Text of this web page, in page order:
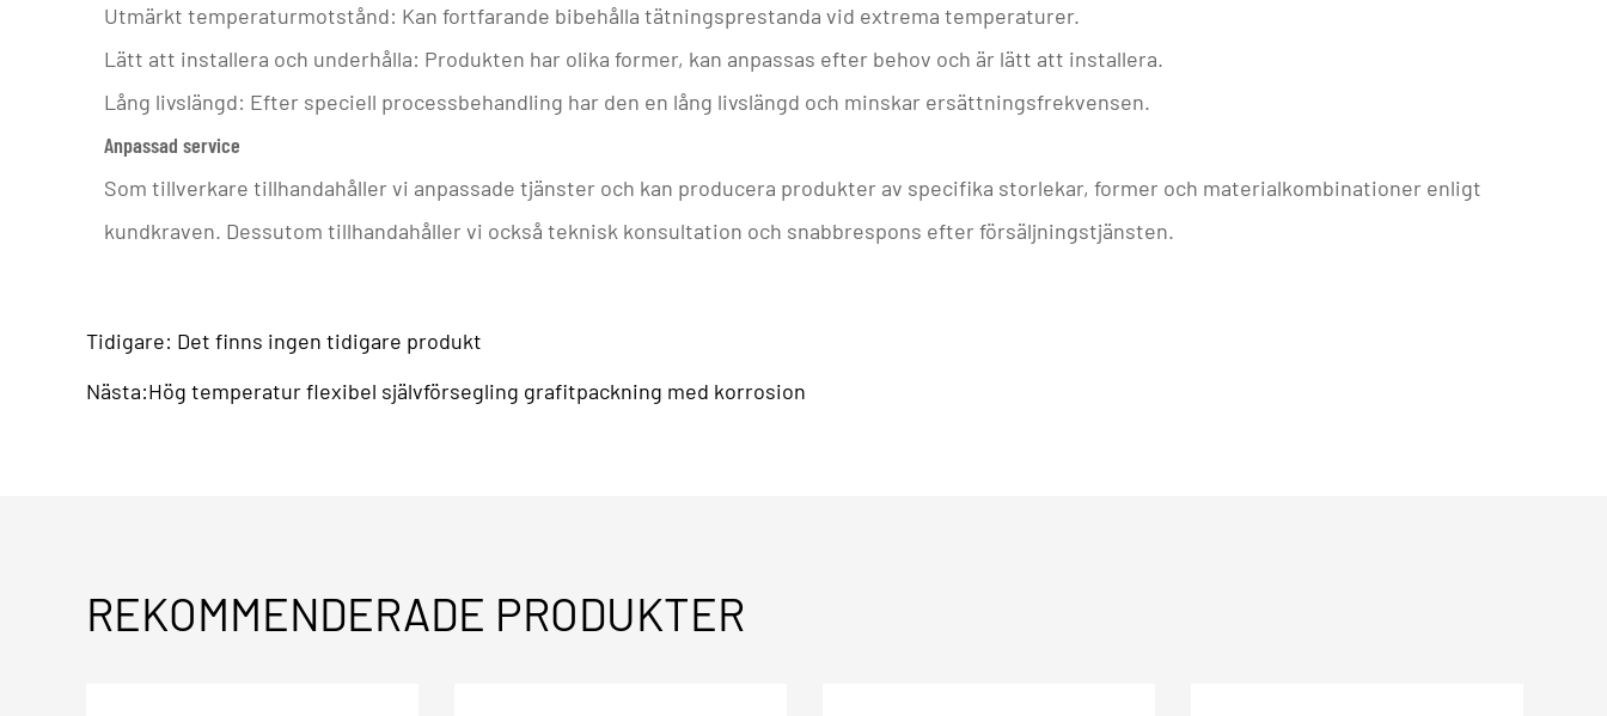
Utmärkt temperaturmotstånd: Kan fortfarande bibehålla tätningsprestanda vid extrema temperaturer.
Lätt att installera och underhålla: Produkten har olika former, kan anpassas efter behov och är lätt att installera.
Lång livslängd: Efter speciell processbehandling har den en lång livslängd och minskar ersättningsfrekvensen.
Anpassad service
Som tillverkare tillhandahåller vi anpassade tjänster och kan producera produkter av specifika storlekar, former och materialkombinationer enligt
kundkraven. Dessutom tillhandahåller vi också teknisk konsultation och snabbrespons efter försäljningstjänsten.
Tidigare: Det finns ingen tidigare produkt
Nästa:Hög temperatur flexibel självförsegling grafitpackning med korrosion
REKOMMENDERADE PRODUKTER